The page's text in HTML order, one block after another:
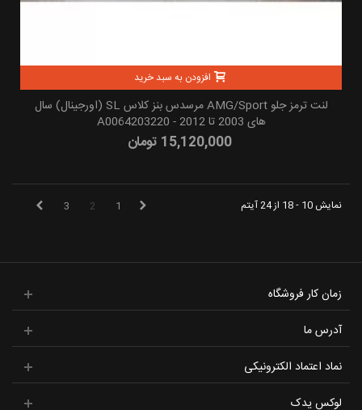
افزودن به سبد خرید
لنت ترمز جلو AMG/Sport مرسدس بنز کلاس SL (اورجینال) سال
های 2003 تا 2012 - A0064203220
15,120,000 تومان
1
2
3 نمایش 10 - 18 از 24 آیتم
زمان کار فروشگاه
آدرس ما
نماد اعتماد الکترونیکی
لوکس یدک